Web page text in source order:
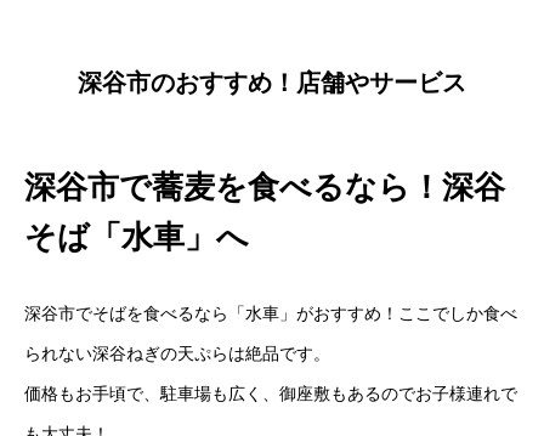
深谷市のおすすめ！店舗やサービス
深谷市で蕎麦を食べるなら！深谷
そば「水車」へ
深谷市でそばを食べるなら「水車」がおすすめ！ここでしか食べ
られない深谷ねぎの天ぷらは絶品です。
価格もお手頃で、駐車場も広く、御座敷もあるのでお子様連れで